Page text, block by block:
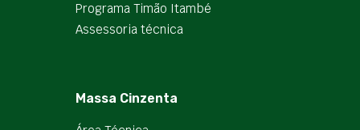
Programa Timão Itambé
Assessoria técnica
Massa Cinzenta